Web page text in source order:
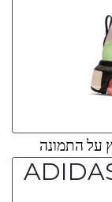
על התמונה